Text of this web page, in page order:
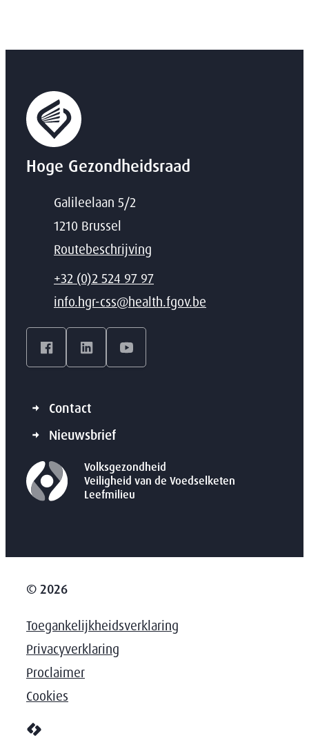
Hoge Gezondheidsraad
AdresGalileelaan 5/2
,1210 Brussel
Routebeschrijving
+32 (0)2 524 97 97
E-mailinfo.hgr-css@health.fgov.be
FacebookLinkedInYouTube
Contact
Nieuwsbrief
Volksgezondheid
Veiligheid van de Voedselketen
Leefmilieu
© 2026
Toegankelijkheidsverklaring
Privacyverklaring
Proclaimer
Cookies
LCP nv 2026 ©